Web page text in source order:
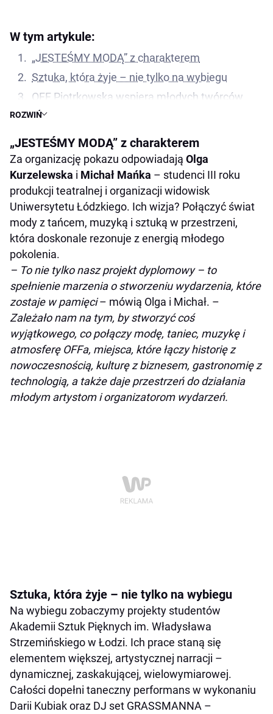
W tym artykule:
ROZWIŃ
„JESTEŚMY MODĄ” z charakterem
Sztuka, która żyje – nie tylko na wybiegu
OFF Piotrkowska wspiera młodych twórców
Wstęp wolny, emocje gwarantowane
„JESTEŚMY MODĄ” z charakterem
Za organizację pokazu odpowiadają Olga
Kurzelewska i Michał Mańka – studenci III roku
produkcji teatralnej i organizacji widowisk
Uniwersytetu Łódzkiego. Ich wizja? Połączyć świat
mody z tańcem, muzyką i sztuką w przestrzeni,
która doskonale rezonuje z energią młodego
pokolenia.
– To nie tylko nasz projekt dyplomowy – to
spełnienie marzenia o stworzeniu wydarzenia, które
zostaje w pamięci– mówią Olga i Michał. –
Zależało nam na tym, by stworzyć coś
wyjątkowego, co połączy modę, taniec, muzykę i
atmosferę OFFa, miejsca, które łączy historię z
nowoczesnością, kulturę z biznesem, gastronomię z
technologią, a także daje przestrzeń do działania
młodym artystom i organizatorom wydarzeń.
Sztuka, która żyje – nie tylko na wybiegu
Na wybiegu zobaczymy projekty studentów
Akademii Sztuk Pięknych im. Władysława
Strzemińskiego w Łodzi. Ich prace staną się
elementem większej, artystycznej narracji –
dynamicznej, zaskakującej, wielowymiarowej.
Całości dopełni taneczny performans w wykonaniu
Darii Kubiak oraz DJ set GRASSMANNA –